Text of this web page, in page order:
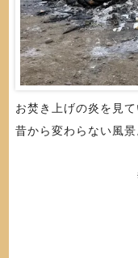
お焚き上げの炎を見
昔から変わらない風景